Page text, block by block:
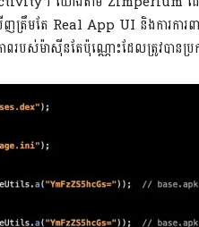
រឹមតែ Real App UI និងការការពា
មភាពរបស់ម៉ាស៊ីនតែប៉ុណ្ណោះដែលត្រូវបា